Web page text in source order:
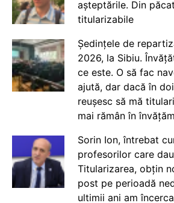
așteptările. Din
titularizabile
Ședințele de
2026, la Sibiu.
ce este. O să fac
ajută, dar dacă în
reușesc să mă
mai rămân în
Sorin Ion, întrebat
profesorilor care
Titularizarea, obțin
post pe perioadă
ultimii ani am